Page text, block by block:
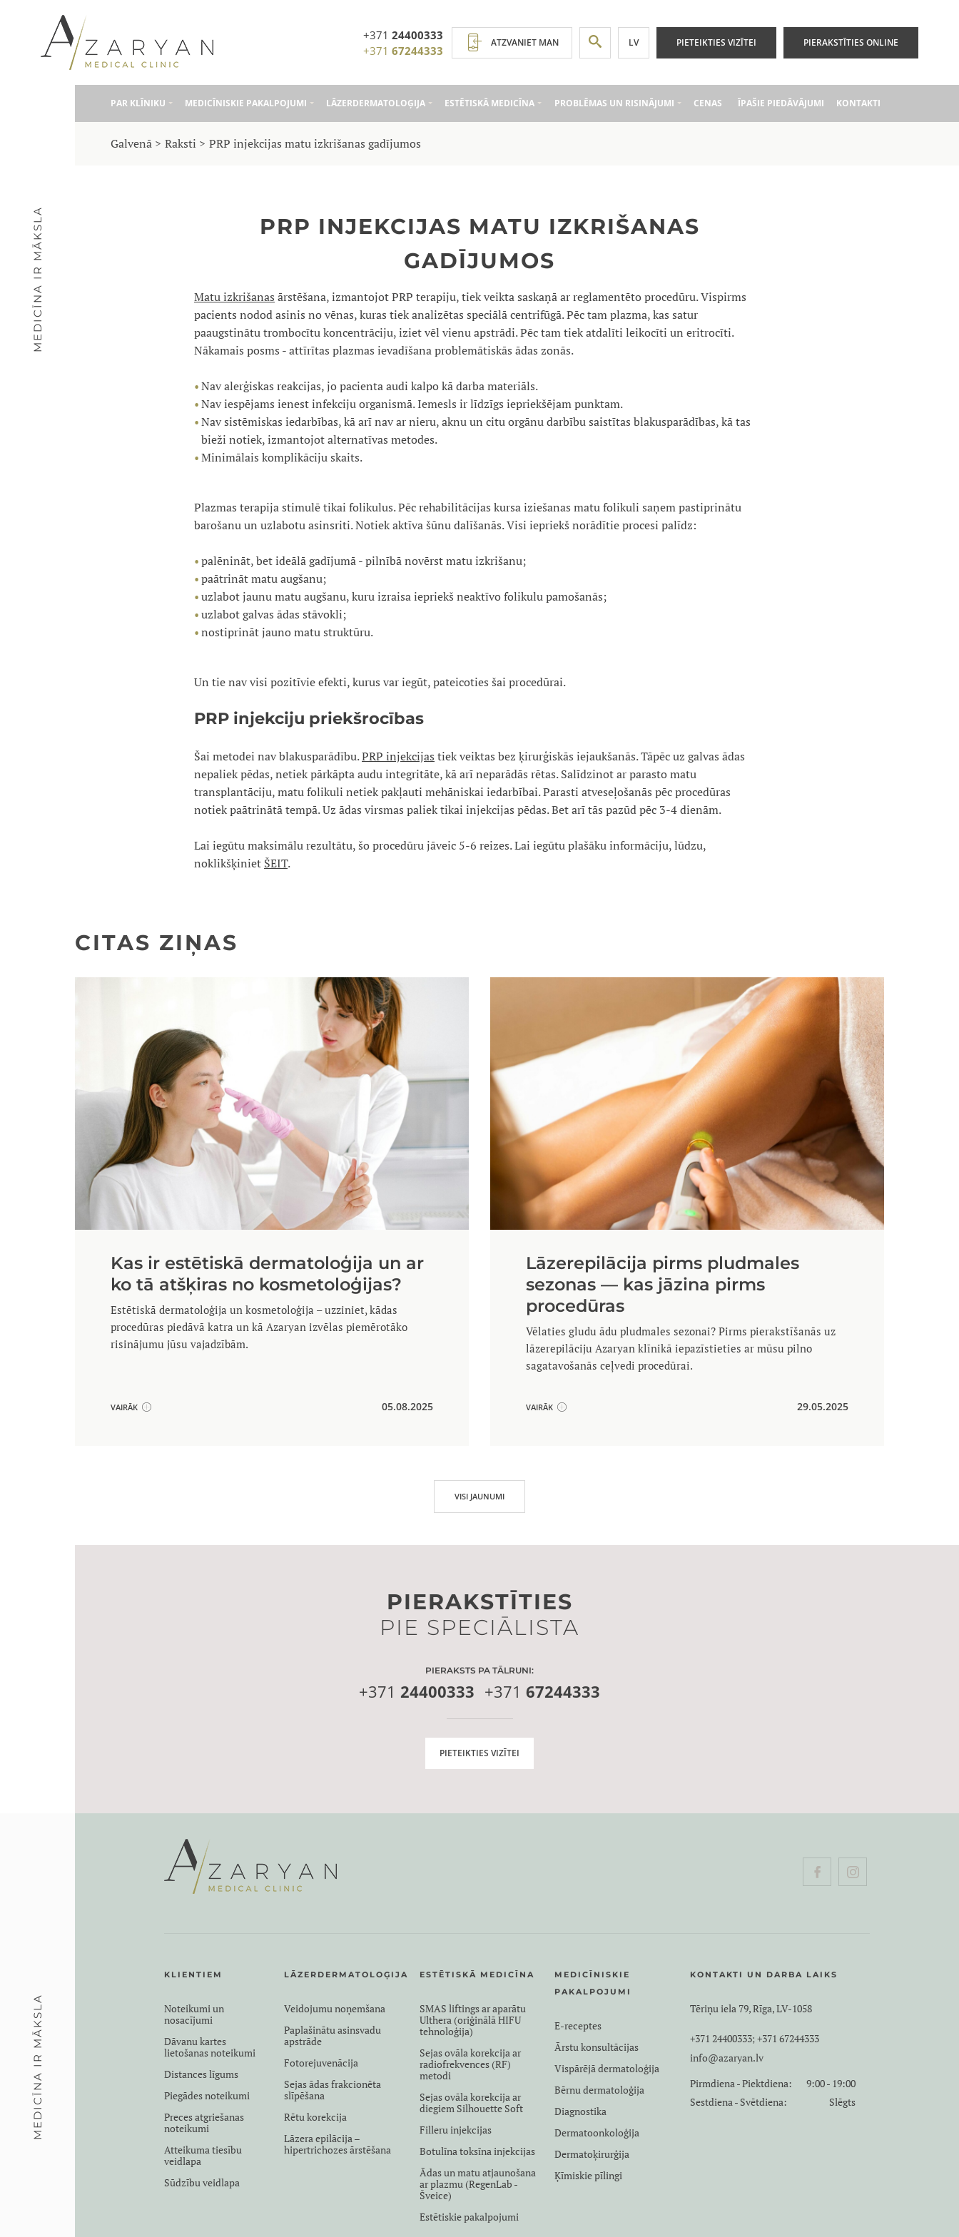
+371 24400333
+371 67244333
ATZVANIET MAN LV PIETEIKTIES VIZĪTEI PIERAKSTĪTIES ONLINE
PAR KLĪNIKU MEDICĪNISKIE PAKALPOJUMI LĀZERDERMATOLOĢIJA ESTĒTISKĀ MEDICĪNA PROBLĒMAS UN RISINĀJUMI CENAS ĪPAŠIE PIEDĀVĀJUMI KONTAKTI
MEDICĪNA IR MĀKSLA
Galvenā Raksti PRP injekcijas matu izkrišanas gadījumos
PRP INJEKCIJAS MATU IZKRIŠANAS
GADĪJUMOS
Matu izkrišanas ārstēšana, izmantojot PRP terapiju, tiek veikta saskaņā ar reglamentēto procedūru. Vispirms
pacients nodod asinis no vēnas, kuras tiek analizētas speciālā centrifūgā. Pēc tam plazma, kas satur
paaugstinātu trombocītu koncentrāciju, iziet vēl vienu apstrādi. Pēc tam tiek atdalīti leikocīti un eritrocīti.
Nākamais posms - attīrītas plazmas ievadīšana problemātiskās ādas zonās.
Nav alerģiskas reakcijas, jo pacienta audi kalpo kā darba materiāls.
Nav iespējams ienest infekciju organismā. Iemesls ir līdzīgs iepriekšējam punktam.
Nav sistēmiskas iedarbības, kā arī nav ar nieru, aknu un citu orgānu darbību saistītas blakusparādības, kā tas
bieži notiek, izmantojot alternatīvas metodes.
Minimālais komplikāciju skaits.
Plazmas terapija stimulē tikai folikulus. Pēc rehabilitācijas kursa iziešanas matu folikuli saņem pastiprinātu
barošanu un uzlabotu asinsriti. Notiek aktīva šūnu dalīšanās. Visi iepriekš norādītie procesi palīdz:
palēnināt, bet ideālā gadījumā - pilnībā novērst matu izkrišanu;
paātrināt matu augšanu;
uzlabot jaunu matu augšanu, kuru izraisa iepriekš neaktīvo folikulu pamošanās;
uzlabot galvas ādas stāvokli;
nostiprināt jauno matu struktūru.
Un tie nav visi pozitīvie efekti, kurus var iegūt, pateicoties šai procedūrai.
PRP injekciju priekšrocības
Šai metodei nav blakusparādību.PRP injekcijas tiek veiktas bez ķirurģiskās iejaukšanās. Tāpēc uz galvas ādas
nepaliek pēdas, netiek pārkāpta audu integritāte, kā arī neparādās rētas. Salīdzinot ar parasto matu
transplantāciju, matu folikuli netiek pakļauti mehāniskai iedarbībai. Parasti atveseļošanās pēc procedūras
notiek paātrinātā tempā. Uz ādas virsmas paliek tikai injekcijas pēdas. Bet arī tās pazūd pēc 3-4 dienām.
Lai iegūtu maksimālu rezultātu, šo procedūru jāveic 5-6 reizes. Lai iegūtu plašāku informāciju, lūdzu,
noklikšķiniet ŠEIT.
CITAS ZIŅAS
Kas ir estētiskā dermatoloģija un ar
ko tā atšķiras no kosmetoloģijas?
Estētiskā dermatoloģija un kosmetoloģija – uzziniet, kādas
procedūras piedāvā katra un kā Azaryan izvēlas piemērotāko
risinājumu jūsu vajadzībām.
VAIRĀK 05.08.2025
Lāzerepilācija pirms pludmales
sezonas — kas jāzina pirms
procedūras
Vēlaties gludu ādu pludmales sezonai? Pirms pierakstīšanās uz
lāzerepilāciju Azaryan klīnikā iepazīstieties ar mūsu pilno
sagatavošanās ceļvedi procedūrai.
VAIRĀK 29.05.2025
VISI JAUNUMI
PIERAKSTĪTIES
PIE SPECIĀLISTA
PIERAKSTS PA TĀLRUNI:
+371 24400333 +371 67244333
PIETEIKTIES VIZĪTEI
MEDICĪNA IR MĀKSLA
KLIENTIEM
Noteikumi un
nosacījumi
Dāvanu kartes
lietošanas noteikumi
Distances līgums
Piegādes noteikumi
Preces atgriešanas
noteikumi
Atteikuma tiesību
veidlapa
Sūdzību veidlapa
LĀZERDERMATOLOĢIJA
Veidojumu noņemšana
Paplašinātu asinsvadu
apstrāde
Fotorejuvenācija
Sejas ādas frakcionēta
slīpēšana
Rētu korekcija
Lāzera epilācija –
hipertrichozes ārstēšana
ESTĒTISKĀ MEDICĪNA
SMAS liftings ar aparātu
Ulthera (oriģinālā HIFU
tehnoloģija)
Sejas ovāla korekcija ar
radiofrekvences (RF)
metodi
Sejas ovāla korekcija ar
diegiem Silhouette Soft
Filleru injekcijas
Botulīna toksīna injekcijas
Ādas un matu atjaunošana
ar plazmu (RegenLab -
Šveice)
Estētiskie pakalpojumi
MEDICĪNISKIE
PAKALPOJUMI
E-receptes
Ārstu konsultācijas
Vispārējā dermatoloģija
Bērnu dermatoloģija
Diagnostika
Dermatoonkoloģija
Dermatoķirurģija
Ķīmiskie pīlingi
KONTAKTI UN DARBA LAIKS
Tēriņu iela 79, Rīga, LV-1058
+371 24400333; +371 67244333
info@azaryan.lv
Pirmdiena - Piektdiena:
9:00 - 19:00
Sestdiena - Svētdiena:
Slēgts